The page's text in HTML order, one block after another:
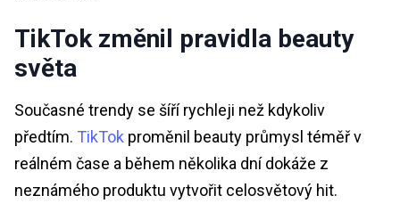
TikTok změnil pravidla beauty
světa
Současné trendy se šíří rychleji než kdykoliv
předtím. TikTok proměnil beauty průmysl téměř v
reálném čase a během několika dní dokáže z
neznámého produktu vytvořit celosvětový hit.